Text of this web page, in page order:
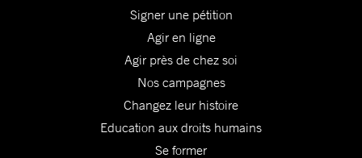
Signer une pétition
Agir en ligne
Agir près de chez soi
Nos campagnes
Changez leur histoire
Education aux droits humains
Se former